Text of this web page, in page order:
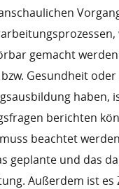
gemacht
Gesundheit
haben,
berichten
beachtet
geplante und das
Außerdem ist